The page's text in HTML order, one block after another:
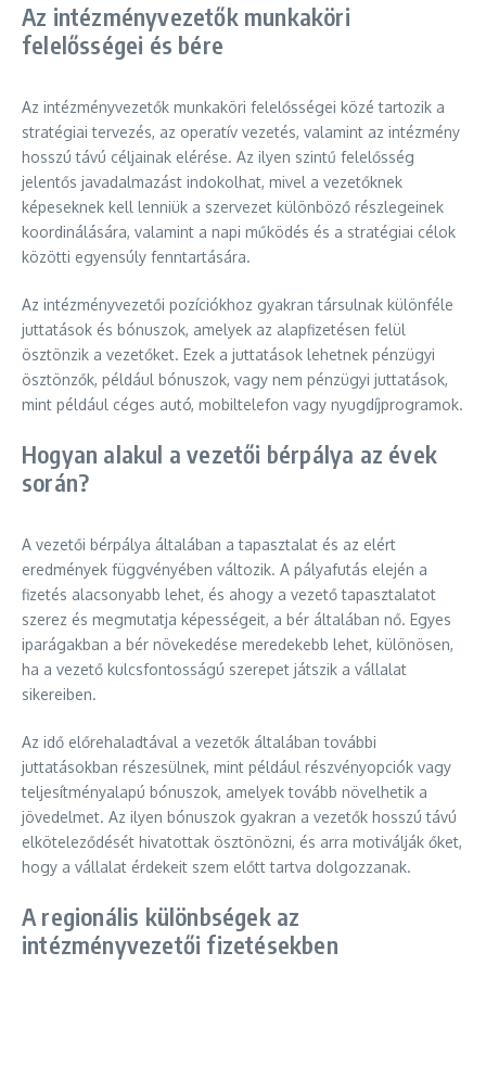
Az intézményvezetők munkaköri
felelősségei és bére
Az intézményvezetők munkaköri felelősségei közé tartozik a
stratégiai tervezés, az operatív vezetés, valamint az intézmény
hosszú távú céljainak elérése. Az ilyen szintű felelősség
jelentős javadalmazást indokolhat, mivel a vezetőknek
képeseknek kell lenniük a szervezet különböző részlegeinek
koordinálására, valamint a napi működés és a stratégiai célok
közötti egyensúly fenntartására.
Az intézményvezetői pozíciókhoz gyakran társulnak különféle
juttatások és bónuszok, amelyek az alapfizetésen felül
ösztönzik a vezetőket. Ezek a juttatások lehetnek pénzügyi
ösztönzők, például bónuszok, vagy nem pénzügyi juttatások,
mint például céges autó, mobiltelefon vagy nyugdíjprogramok.
Hogyan alakul a vezetői bérpálya az évek
során?
A vezetői bérpálya általában a tapasztalat és az elért
eredmények függvényében változik. A pályafutás elején a
fizetés alacsonyabb lehet, és ahogy a vezető tapasztalatot
szerez és megmutatja képességeit, a bér általában nő. Egyes
iparágakban a bér növekedése meredekebb lehet, különösen,
ha a vezető kulcsfontosságú szerepet játszik a vállalat
sikereiben.
Az idő előrehaladtával a vezetők általában további
juttatásokban részesülnek, mint például részvényopciók vagy
teljesítményalapú bónuszok, amelyek tovább növelhetik a
jövedelmet. Az ilyen bónuszok gyakran a vezetők hosszú távú
elköteleződését hivatottak ösztönözni, és arra motiválják őket,
hogy a vállalat érdekeit szem előtt tartva dolgozzanak.
A regionális különbségek az
intézményvezetői fizetésekben